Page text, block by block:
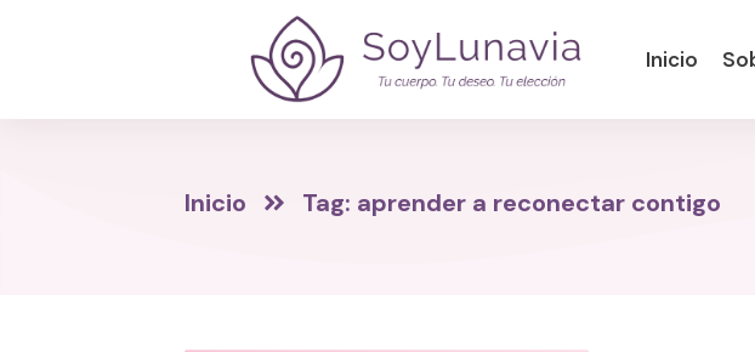
Inicio
Inicio Tag: aprender a reconectar contigo